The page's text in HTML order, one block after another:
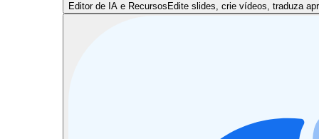
Editor de IA e Recursos Edite slides, crie vídeos, traduza